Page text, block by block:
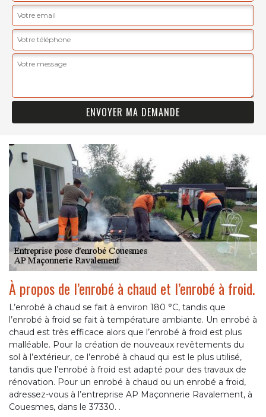
À propos de l’enrobé à chaud et l’enrobé à froid.
L’enrobé à chaud se fait à environ 180 °C, tandis que
l’enrobé à froid se fait à température ambiante. Un enrobé à
chaud est très efficace alors que l’enrobé à froid est plus
malléable. Pour la création de nouveaux revêtements du
sol à l’extérieur, ce l’enrobé à chaud qui est le plus utilisé,
tandis que l’enrobé à froid est adapté pour des travaux de
rénovation. Pour un enrobé à chaud ou un enrobé a froid,
adressez-vous à l’entreprise AP Maçonnerie Ravalement, à
Couesmes, dans le 37330. .